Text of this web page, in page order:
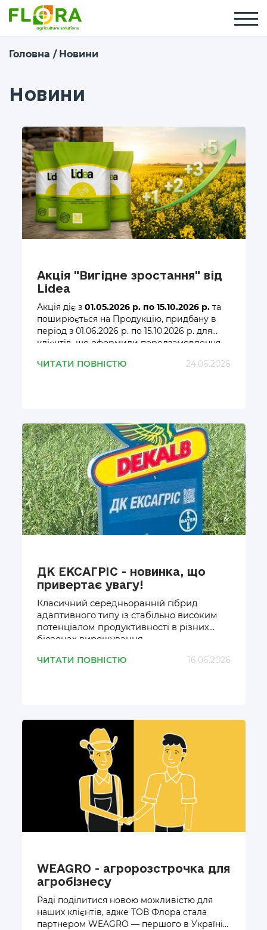
Головна Новини
Новини
Акція "Вигідне зростання" від
Lidea
Акція діє з 01.05.2026 р. по 15.10.2026 р.та
поширюється на Продукцію, придбану в
період з 01.06.2026 р. по 15.10.2026 р. для
клієнтів, що оформили передзамовлення
01.09.2026 року.
ЧИТАТИ ПОВНІСТЮ 24.06.2026
ДК ЕКСАГРІС - новинка, що
привертає увагу!
Класичний середньоранній гібрид
адаптивного типу із стабільно високим
потенціалом продуктивності в різних
біозонах вирощування.
ЧИТАТИ ПОВНІСТЮ
16.06.2026
WEAGRO - агророзстрочка для
агробізнесу
Раді поділитися новою можливістю для
наших клієнтів, адже ТОВ Флора стала
партнером WEAGRO — першого в Україні